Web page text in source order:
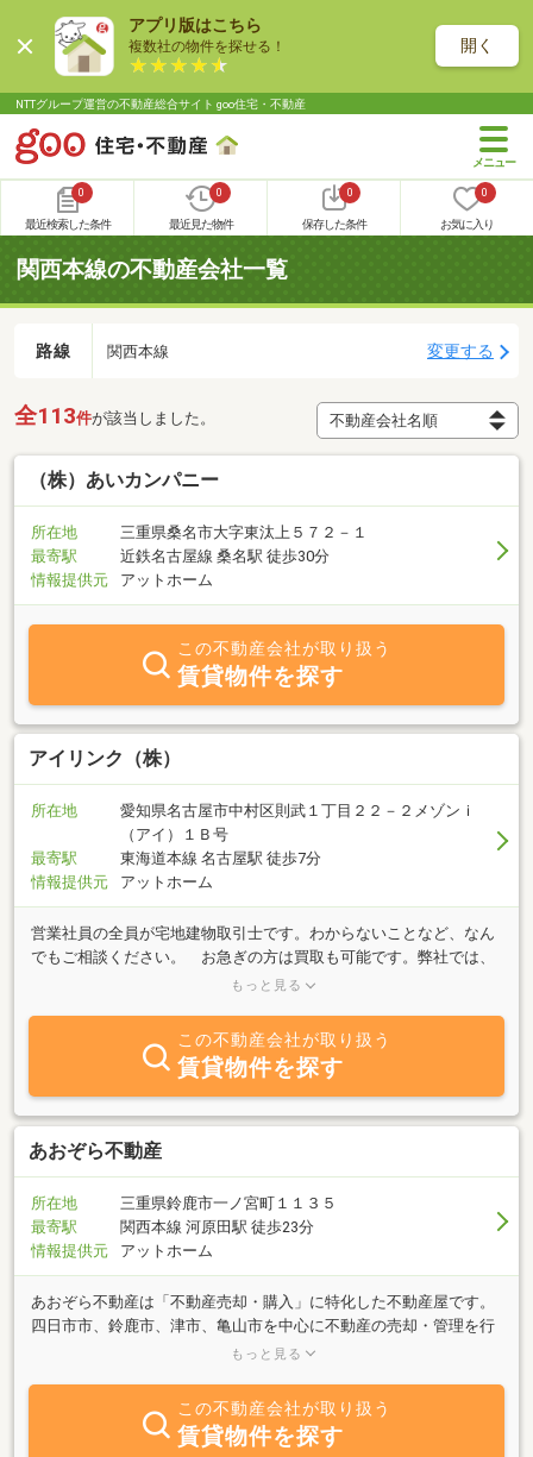
アプリ版はこちら
複数社の物件を探せる！ 開く
NTTグループ運営の不動産総合サイト goo住宅・不動産
0
最近検索した条件
0
最近見た物件
0
保存した条件
0
お気に入り
関西本線の不動産会社一覧
路線 関西本線 変更する
全113件が該当しました。
（株）あいカンパニー
所在地
三重県桑名市大字東汰上５７２－１
最寄駅
近鉄名古屋線 桑名駅 徒歩30分
情報提供元
アットホーム
この不動産会社が取り扱う
賃貸物件を探す
アイリンク（株）
所在地
愛知県名古屋市中村区則武１丁目２２－２メゾンｉ
（アイ）１Ｂ号
最寄駅
東海道本線 名古屋駅 徒歩7分
情報提供元
アットホーム
営業社員の全員が宅地建物取引士です。わからないことなど、なん
でもご相談ください。 お急ぎの方は買取も可能です。弊社では、
ただいま空き家の有効活用を積極的に取り組んでおります。賃貸募
るかと思いますが、遠慮なくご相談ください。名古屋市はもちろん
愛知県全域にてご相談可能です。
もっと見る
この不動産会社が取り扱う
賃貸物件を探す
あおぞら不動産
所在地
三重県鈴鹿市一ノ宮町１１３５
最寄駅
関西本線 河原田駅 徒歩23分
情報提供元
アットホーム
あおぞら不動産は「不動産売却・購入」に特化した不動産屋です。
四日市市、鈴鹿市、津市、亀山市を中心に不動産の売却・管理を行
っています。住宅や土地選びのポイント、ハウスメーカー、金融機
寧に説明させていただきます。不動産の売却をご検討の際はお気軽
に無料査定をご依頼ください。買取やリースバックも対応可能で
す。未公開の農地・山林等もございます。不動産売買をご検討の際
もっと見る
この不動産会社が取り扱う
賃貸物件を探す